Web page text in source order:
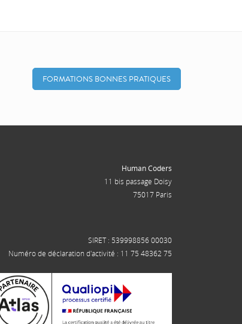
FORMATIONS BONNES PRATIQUES
Human Coders
11 bis passage Doisy
75017 Paris
SIRET : 539998856 00030
Numéro de déclaration d'activité : 11 75 48362 75